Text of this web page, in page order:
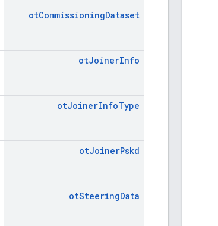
otCommissioningDataset
otJoinerInfo
otJoinerInfoType
otJoinerPskd
otSteeringData